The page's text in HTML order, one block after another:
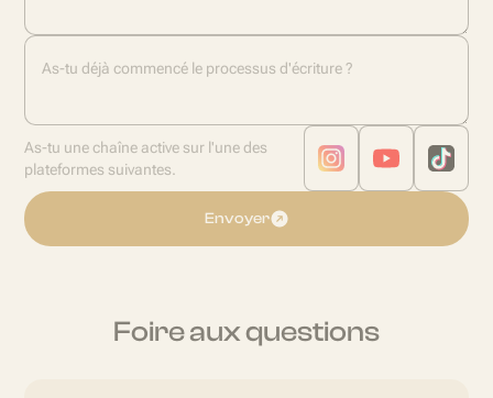
As-tu déjà commencé le processus d'écriture ?
As-tu une chaîne active sur l'une des
plateformes suivantes.
Envoyer
Foire aux questions